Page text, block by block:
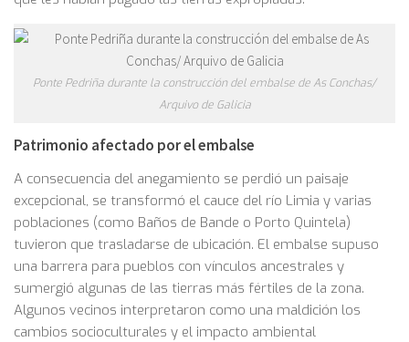
Ponte Pedriña durante la construcción del embalse de As Conchas/
Arquivo de Galicia
Patrimonio afectado por el embalse
A consecuencia del anegamiento se perdió un paisaje
excepcional, se transformó el cauce del río Limia y varias
poblaciones (como Baños de Bande o Porto Quintela)
tuvieron que trasladarse de ubicación. El embalse supuso
una barrera para pueblos con vínculos ancestrales y
sumergió algunas de las tierras más fértiles de la zona.
Algunos vecinos interpretaron como una maldición los
cambios socioculturales y el impacto ambiental